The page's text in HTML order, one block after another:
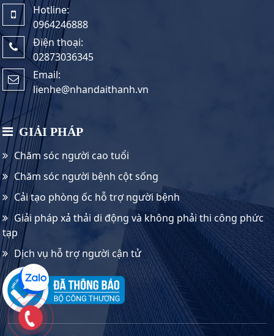
Hotline:
0964246888
Điện thoại:
02873036345
Email:
lienhe@nhandaithanh.vn
GIẢI PHÁP
Chăm sóc người cao tuổi
Chăm sóc người bệnh cột sống
Cải tạo phòng ốc hỗ trợ người bệnh
Giải pháp xả thải di động và không phải thi công phức
tạp
Dịch vụ hỗ trợ người cận tử